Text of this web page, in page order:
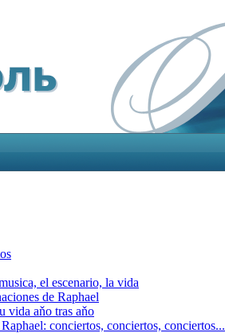
el escenario, la vida
de Raphael
vida aňo tras aňo
conciertos, сonciertos, сonciertos...